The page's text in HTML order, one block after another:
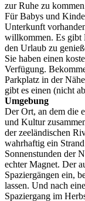
zur Ruhe zu
Für Babys und
Unterkunft
willkommen. Es gibt
den Urlaub zu
Sie haben einen
Verfügung.
Parkplatz in der
gibt es einen (nicht
Umgebung
Der Ort, an dem die
und Kultur
der zeeländischen
wahrhaftig ein
Sonnenstunden der
echter Magnet. Der
Spaziergängen ein,
lassen. Und nach
Spaziergang im